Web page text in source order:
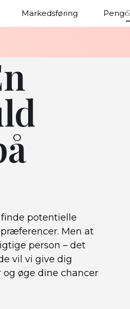
Markedsføring Penge
potentielle
Men at
person – det
vil vi give dig
øge dine chancer